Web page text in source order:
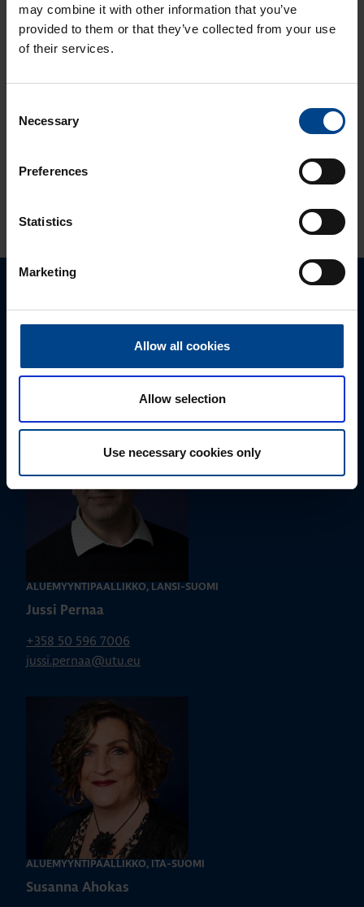
may combine it with other information that you’ve
provided to them or that they’ve collected from your use
of their services.
Selection
Necessary
Preferences
Statistics
Marketing
Allow all cookies
Allow selection
Use necessary cookies only
DATAKESKUSRATKAISUT
KOTELOT JA
KOMPONENTIT
Ilmakatkaisijasarja
Autamme mielellämme, jotta löydämme sinulle
ALUEMYYNTIPÄÄLLIKKÖ, LÄNSI-SUOMI
Jussi Pernaa
+358 50 596 7006
jussi.pernaa@utu.eu
ALUEMYYNTIPÄÄLLIKKÖ, ITÄ-SUOMI
Susanna Ahokas